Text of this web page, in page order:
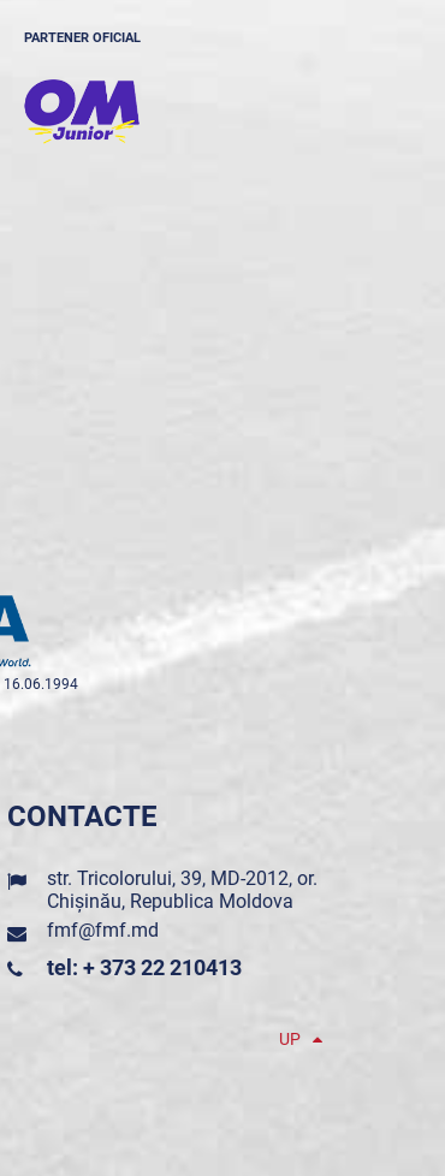
PARTENER OFICIAL
16.06.1994
CONTACTE
str. Tricolorului, 39, MD-2012, or.
Chișinău, Republica Moldova
fmf@fmf.md
tel: + 373 22 210413
UP